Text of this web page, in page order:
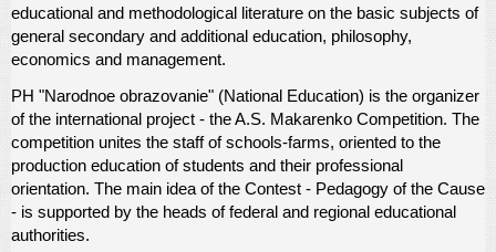
educational and methodological literature on the basic subjects of
general secondary and additional education, philosophy,
economics and management.
PH "Narodnoe obrazovanie" (National Education) is the organizer
of the international project - the A.S. Makarenko Competition. The
competition unites the staff of schools-farms, oriented to the
production education of students and their professional
orientation. The main idea of the Contest - Pedagogy of the Cause
- is supported by the heads of federal and regional educational
authorities.